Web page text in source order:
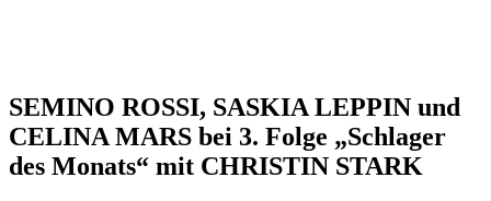
SEMINO ROSSI, SASKIA LEPPIN und
CELINA MARS bei 3. Folge „Schlager
des Monats“ mit CHRISTIN STARK